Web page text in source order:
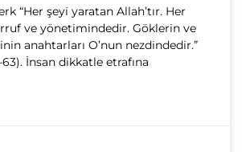
“Her şeyi yaratan Allah’tır. Her
ve yönetimindedir. Göklerin ve
anahtarları O’nun nezdindedir.”
İnsan dikkatle etrafına